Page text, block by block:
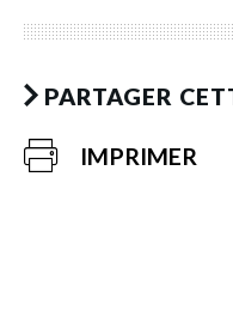
PARTAGER
IMPRIMER